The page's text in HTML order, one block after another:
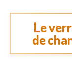
Le
de